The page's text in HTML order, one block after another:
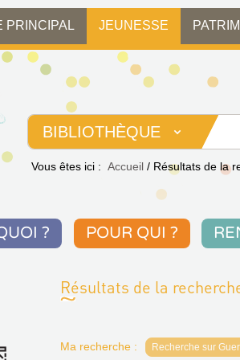
PRINCIPAL JEUNESSE
BIBLIOTHÈQUE
Vous êtes ici : Accueil / Résultats de la
? POUR QUI ?
Résultats de la
Ma recherche : Recherche sur